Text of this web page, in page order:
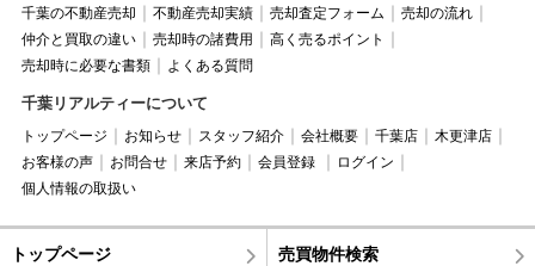
千葉の不動産売却 不動産売却実績 売却査定フォーム
売却の流れ
仲介と買取の違い
売却時の諸費用
高く売るポイント
売却時に必要な書類
よくある質問
千葉リアルティーについて
トップページ お知らせ スタッフ紹介 会社概要 千葉店
木更津店
お客様の声
お問合せ 来店予約 会員登録
ログイン
個人情報の取扱い
トップページ 売買物件検索